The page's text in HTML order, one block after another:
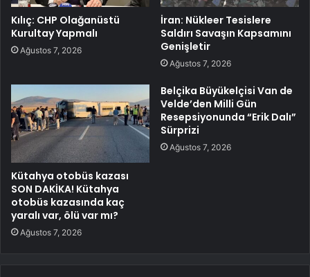
Kılıç: CHP Olağanüstü
Kurultay Yapmalı
Ağustos 7, 2026
İran: Nükleer Tesislere
Saldırı Savaşın Kapsamını
Genişletir
Ağustos 7, 2026
Kütahya otobüs kazası
SON DAKİKA! Kütahya
otobüs kazasında kaç
yaralı var, ölü var mı?
Ağustos 7, 2026
Belçika Büyükelçisi Van de
Velde’den Milli Gün
Resepsiyonunda “Erik Dalı”
Sürprizi
Ağustos 7, 2026